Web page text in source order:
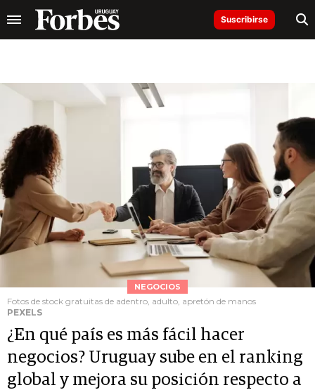
Suscribirse
NEGOCIOS
Fotos de stock gratuitas de adentro, adulto, apretón de manos
PEXELS
¿En qué país es más fácil hacer
negocios? Uruguay sube en el ranking
global y mejora su posición respecto a